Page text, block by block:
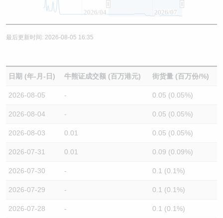
2026/04 2026/07
最后更新时间: 2026-08-05 16:35
日期 (年-月-日) 牛熊证成交额 (百万港元) 街货量 (百万份/%)
2026-08-05 - 0.05 (0.05%)
2026-08-04 - 0.05 (0.05%)
2026-08-03 0.01 0.05 (0.05%)
2026-07-31 0.01 0.09 (0.09%)
2026-07-30 - 0.1 (0.1%)
2026-07-29 - 0.1 (0.1%)
2026-07-28 - 0.1 (0.1%)